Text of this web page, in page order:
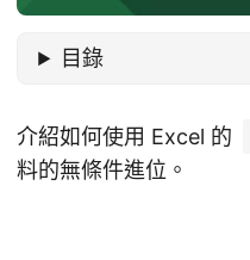
目錄
介紹如何使用 Excel 的
料的無條件進位。